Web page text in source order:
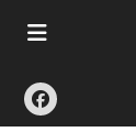
Facebook